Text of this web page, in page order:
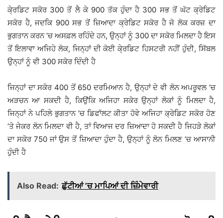
ਕੇ੍ਰਡਿਟ ਸਕੋਰ 300 ਤੋਂ ਲੈ ਕੇ 900 ਤੱਕ ਹੁੰਦਾ ਹੈ 300 ਸਭ ਤੋਂ ਘੱਟ ਕ੍ਰੇਡਿਟ
ਸਕੋਰ ਹੈ, ਜਦਕਿ 900 ਸਭ ਤੋਂ ਜ਼ਿਆਦਾ ਕ੍ਰੇਡਿਟ ਸਕੋਰ ਹੈ ਜੋ ਲੋਕ ਕਰਜ਼ ਦਾ
ਭੁਗਤਾਨ ਕਰਨ ’ਚ ਅਸਫ਼ਲ ਰਹਿੰਦੇ ਹਨ, ਉਨ੍ਹਾਂ ਨੂੰ 300 ਦਾ ਸਕੋਰ ਮਿਲਦਾ ਹੈ ਇਸ
ਤੋਂ ਇਲਾਵਾ ਅਜਿਹੇ ਲੋਕ, ਜਿਨ੍ਹਾਂ ਦੀ ਕੋਈ ਕੇ੍ਰਡਿਟ ਹਿਸਟਰੀ ਨਹੀਂ ਹੁੰਦੀ, ਸਿੱਬਲ
ਉਨ੍ਹਾਂ ਨੂੰ ਵੀ 300 ਸਕੋਰ ਦਿੰਦੀ ਹੈ
ਜਿਨ੍ਹਾਂ ਦਾ ਸਕੋਰ 400 ਤੋਂ 650 ਦਰਮਿਆਨ ਹੈ, ਉਨ੍ਹਾਂ ਦੇ ਵੀ ਲੋਨ ਅਪਰੂਵਲ ’ਚ
ਅੜਚਨ ਆ ਸਕਦੀ ਹੈ, ਕਿਉਂਕਿ ਅਜਿਹਾ ਸਕੋਰ ਉਨ੍ਹਾਂ ਲੋਕਾਂ ਨੂੰ ਮਿਲਦਾ ਹੈ,
ਜਿਨ੍ਹਾਂ ਨੇ ਪਹਿਲੇ ਭੁਗਤਾਨ ’ਚ ਡਿਫਾੱਲਟ ਕੀਤਾ ਹੋਵੇ ਅਜਿਹਾ ਕ੍ਰੇਡਿਟ ਸਕੋਰ ਹੋਣ
’ਤੇ ਜੇਕਰ ਲੋਨ ਮਿਲਦਾ ਵੀ ਹੈ, ਤਾਂ ਵਿਆਜ ਦਰ ਜ਼ਿਆਦਾ ਹੋ ਸਕਦੀ ਹੈ ਜਿਹੜੇ ਲੋਕਾਂ
ਦਾ ਸਕੋਰ 750 ਜਾਂ ਉਸ ਤੋਂ ਜ਼ਿਆਦਾ ਹੁੰਦਾ ਹੈ, ਉਨ੍ਹਾਂ ਨੂੰ ਲੋਨ ਮਿਲਣ ’ਚ ਆਸਾਨੀ
ਹੁੰਦੀ ਹੈ
Also Read: ਛੁੱਟੀਆਂ ’ਚ ਮਾਪਿਆਂ ਦੀ ਜ਼ਿੰਮੇਵਾਰੀ